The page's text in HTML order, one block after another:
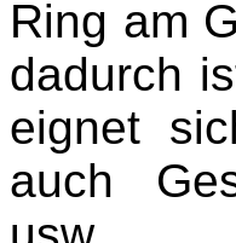
Ring am
dadurch
eignet
auch